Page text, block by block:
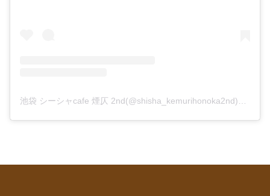
池袋 シーシャcafe 煙仄 2nd(@shisha_kemurihonoka2nd)がシェアした投稿